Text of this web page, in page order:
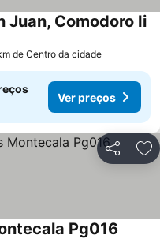
Juan, Comodoro Ii
de Centro da cidade
Ver preços
Partilhar
Pg016